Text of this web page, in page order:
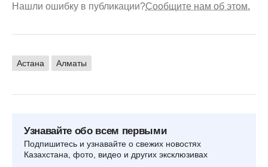
Нашли ошибку в публикации?Сообщите нам об этом.
Астана Алматы
Узнавайте обо всем первыми
Подпишитесь и узнавайте о свежих новостях
Казахстана, фото, видео и других эксклюзивах